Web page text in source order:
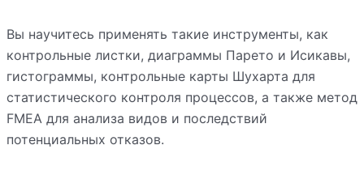
Вы научитесь применять такие инструменты, как
контрольные листки, диаграммы Парето и Исикавы,
гистограммы, контрольные карты Шухарта для
статистического контроля процессов, а также метод
FMEA для анализа видов и последствий
потенциальных отказов.